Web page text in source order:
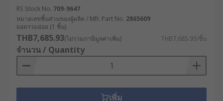
RS Stock No. 709-9647
หมายเลขชิ้นส่วนของผู้ผลิต / Mfr. Part No. 2865609
ยอดรวมย่อย (1 ชิ้น)
THB7,685.93(ไม่รวมภาษีมูลค่าเพิ่ม) THB7,685.93/ชิ้น
จำนวน / Quantity
เพิ่ม